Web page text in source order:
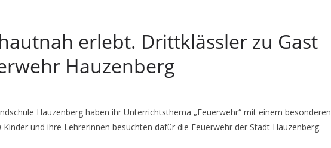
erlebt. Drittklässler zu Gast
Hauzenberg
Hauzenberg haben ihr Unterrichtsthema „Feuerwehr“ mit einem besonderen
und ihre Lehrerinnen besuchten dafür die Feuerwehr der Stadt Hauzenberg.